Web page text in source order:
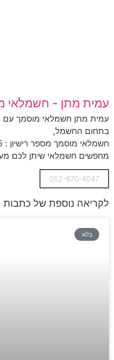
עמית מתן - חשמלאי
בתחום החשמל,
חשמלאי מוסמך מספר רישיון : 994615
מחפשים חשמלאי שיתן לכם
052-670-4047
לקריאה נוספת של כתבות
בלוג